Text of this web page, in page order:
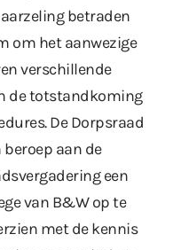
betraden
om het aanwezige
verschillende
de totstandkoming
De Dorpsraad
aan de
een
van B&W op te
met de kennis